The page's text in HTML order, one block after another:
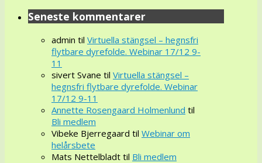
Seneste kommentarer
admin til Virtuella stängsel – hegnsfri
flytbare dyrefolde. Webinar 17/12 9-
11
sivert Svane til Virtuella stängsel –
hegnsfri flytbare dyrefolde. Webinar
17/12 9-11
Annette Rosengaard Holmenlund til
Bli medlem
Vibeke Bjerregaard til Webinar om
helårsbete
Mats Nettelbladt til Bli medlem